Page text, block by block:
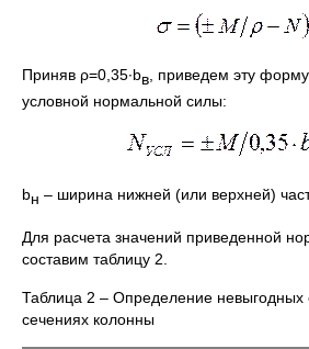
Приняв ρ=0,35∙bв , приведем эту
условной нормальной силы:
bн – ширина нижней (или верхней)
Для расчета значений приведенной
составим таблицу 2.
Таблица 2 – Определение невыгодных
сечениях колонны